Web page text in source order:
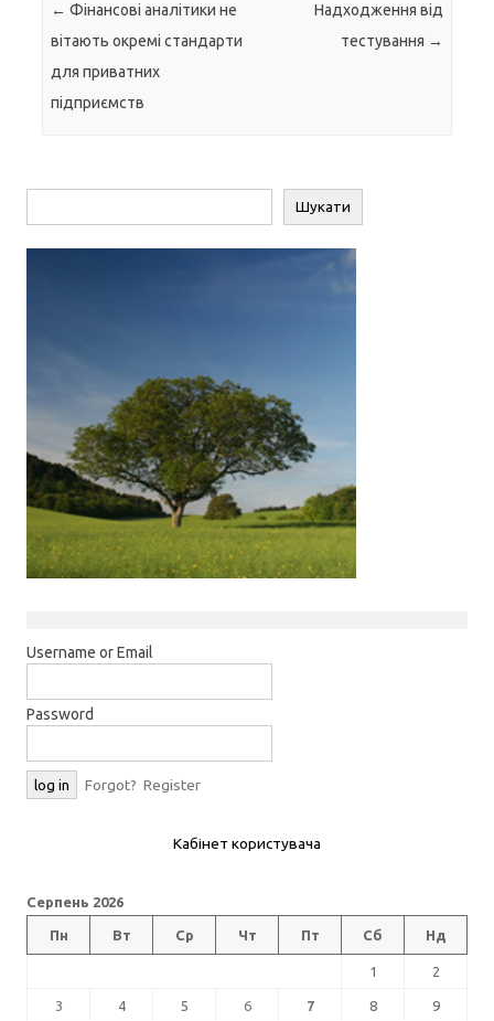
Навігація по запису
← Фінансові аналітики не
вітають окремі стандарти
для приватних
підприємств
Надходження від
тестування →
Шукати
Username or Email
Password
Forgot? Register
Кабінет користувача
Серпень 2026
Пн Вт Ср Чт Пт Сб Нд
1 2
3 4 5 6 7 8 9